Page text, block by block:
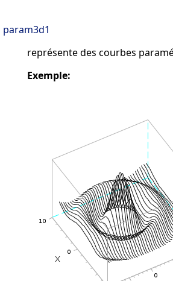
param3d1
représente des courbes
Exemple: